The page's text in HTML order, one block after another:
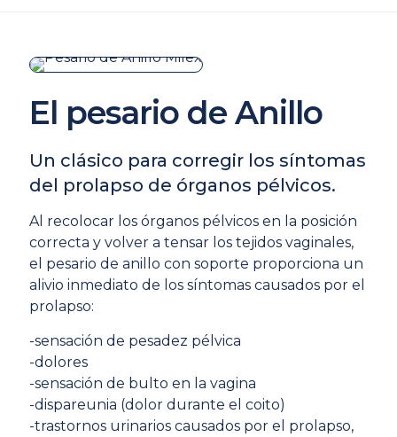
El pesario de Anillo
Un clásico para corregir los síntomas
del prolapso de órganos pélvicos.
Al recolocar los órganos pélvicos en la posición
correcta y volver a tensar los tejidos vaginales,
el pesario de anillo con soporte proporciona un
alivio inmediato de los síntomas causados por el
prolapso:
-sensación de pesadez pélvica
-dolores
-sensación de bulto en la vagina
-dispareunia (dolor durante el coito)
-trastornos urinarios causados por el prolapso,